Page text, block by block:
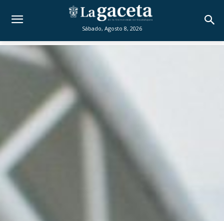
Sábado, Agosto 8, 2026